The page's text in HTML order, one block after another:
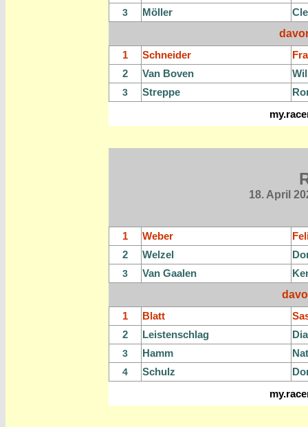
3 Möller
1
Schneider
2
Van Boven
3 Streppe
18. April
1 Weber
2
Welzel
3 Van Gaalen
1
Blatt
2
Leistenschlag
3 Hamm
4 Schulz